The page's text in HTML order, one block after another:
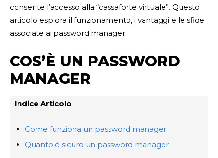
consente l’accesso alla “cassaforte virtuale”. Questo
articolo esplora il funzionamento, i vantaggi e le sfide
associate ai password manager.
COS’È UN PASSWORD
MANAGER
Indice Articolo
Come funziona un password manager
Quanto è sicuro un password manager